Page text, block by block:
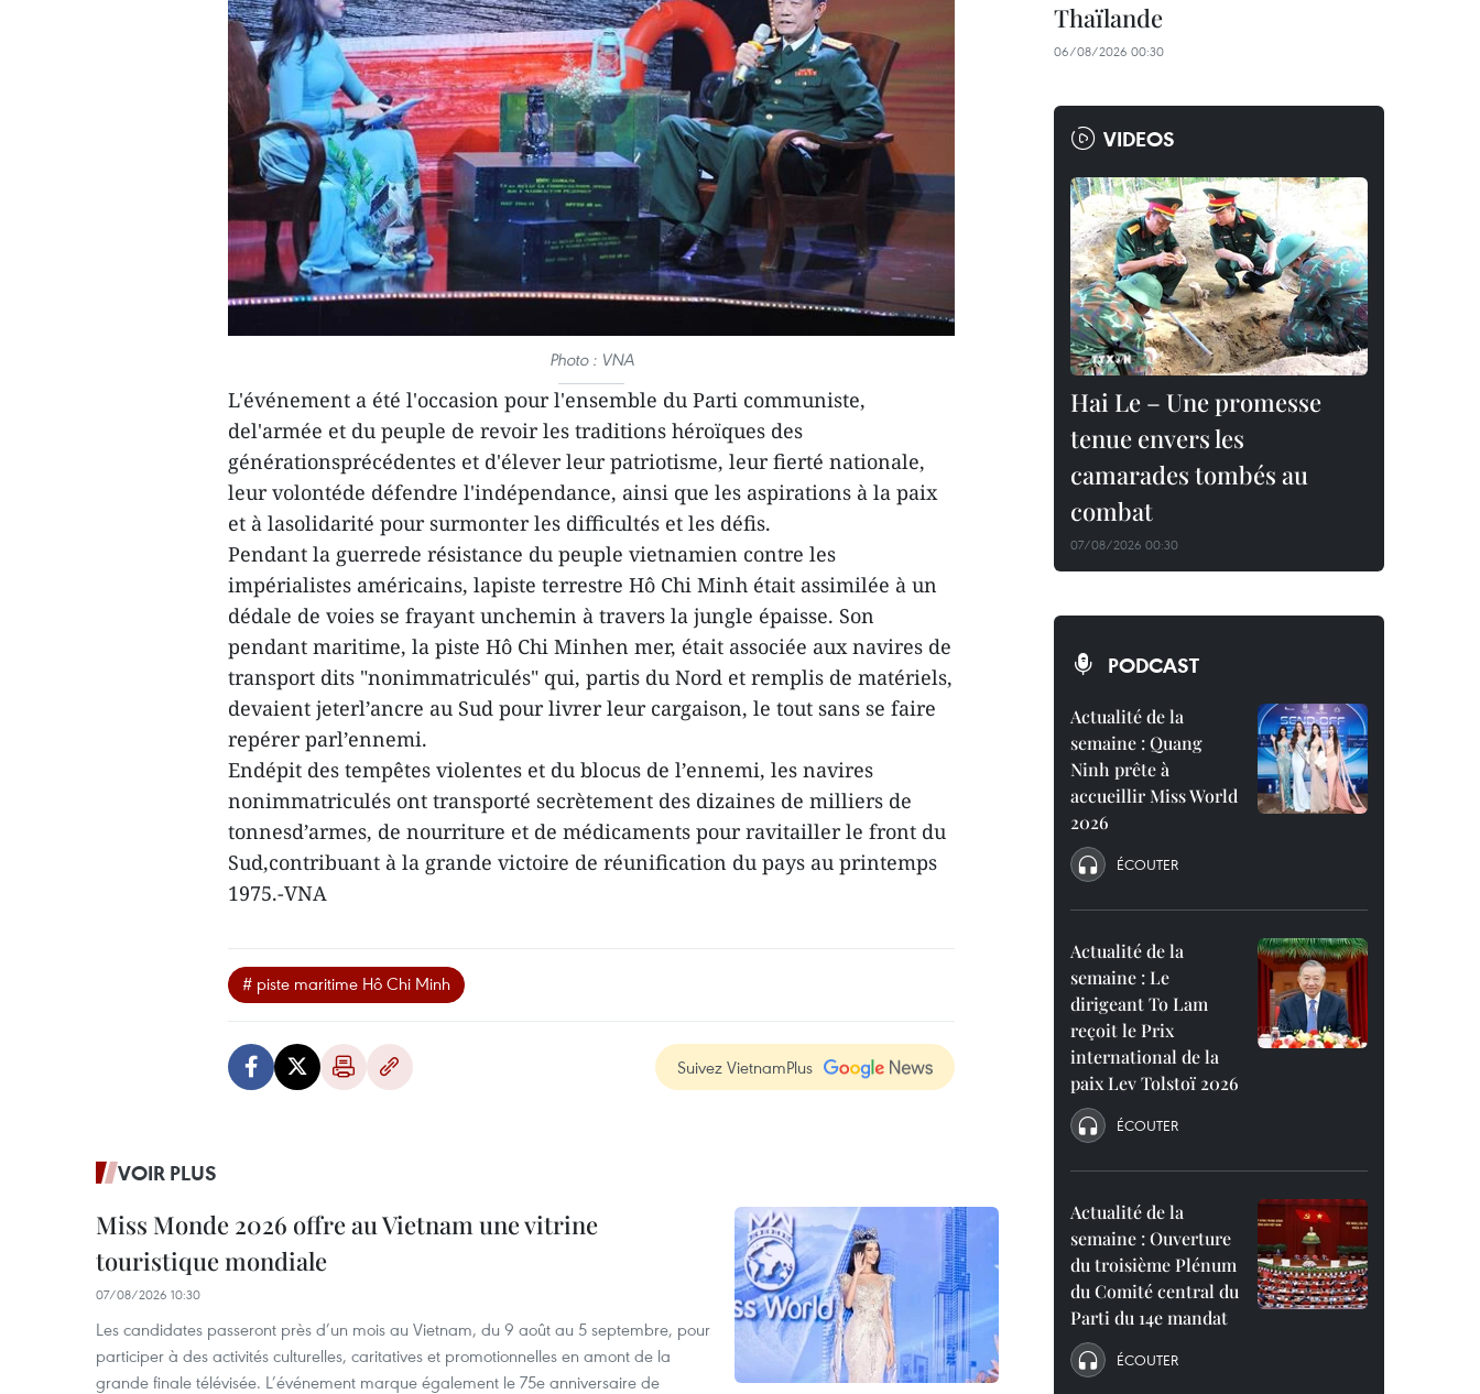
Photo : VNA
L'événement a été l'occasion pour l'ensemble du Parti communiste,
del'armée et du peuple de revoir les traditions héroïques des
générationsprécédentes et d'élever leur patriotisme, leur fierté nationale,
leur volontéde défendre l'indépendance, ainsi que les aspirations à la paix
et à lasolidarité pour surmonter les difficultés et les défis.
Pendant la guerrede résistance du peuple vietnamien contre les
impérialistes américains, lapiste terrestre Hô Chi Minh était assimilée à un
dédale de voies se frayant unchemin à travers la jungle épaisse. Son
pendant maritime, la piste Hô Chi Minhen mer, était associée aux navires de
transport dits "nonimmatriculés" qui, partis du Nord et remplis de matériels,
devaient jeterl’ancre au Sud pour livrer leur cargaison, le tout sans se faire
repérer parl’ennemi.
Endépit des tempêtes violentes et du blocus de l’ennemi, les navires
nonimmatriculés ont transporté secrètement des dizaines de milliers de
tonnesd’armes, de nourriture et de médicaments pour ravitailler le front du
Sud,contribuant à la grande victoire de réunification du pays au printemps
1975.-VNA
# piste maritime Hô Chi Minh
Suivez VietnamPlus
VOIR PLUS
Miss Monde 2026 offre au Vietnam une vitrine
touristique mondiale
07/08/2026 10:30
Les candidates passeront près d’un mois au Vietnam, du 9 août au 5 septembre, pour
participer à des activités culturelles, caritatives et promotionnelles en amont de la
grande finale télévisée. L’événement marque également le 75e anniversaire de
Thaïlande
06/08/2026 00:30
VIDEOS
Hai Le – Une promesse
tenue envers les
camarades tombés au
combat
07/08/2026 00:30
PODCAST
Actualité de la
semaine : Quang
Ninh prête à
accueillir Miss World
2026
ÉCOUTER
Actualité de la
semaine : Le
dirigeant To Lam
reçoit le Prix
international de la
paix Lev Tolstoï 2026
ÉCOUTER
Actualité de la
semaine : Ouverture
du troisième Plénum
du Comité central du
Parti du 14e mandat
ÉCOUTER